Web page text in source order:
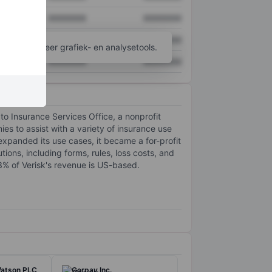
XXXXXXX XXXXXXX
tot meer grafiek- en analysetools.
Insurance Services Office, a nonprofit
to assist with a variety of insurance use
its use cases, it became a for-profit
including forms, rules, loss costs, and
of Verisk's revenue is US-based.
PLC Corpay Inc.